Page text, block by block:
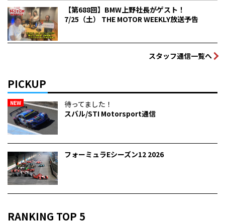
【第688回】BMW上野社長がゲスト！
7/25（土） THE MOTOR WEEKLY放送予告
スタッフ通信一覧へ
PICKUP
NEW
待ってました！
スバル/STI Motorsport通信
フォーミュラEシーズン12 2026
RANKING TOP 5